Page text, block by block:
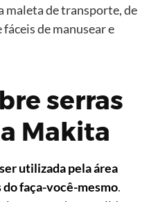
maleta de transporte, de
de manusear e
serras
Makita
utilizada pela área
faça-você-mesmo.